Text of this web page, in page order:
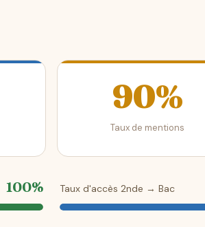
90%
Taux de mentions
100% Taux d'accès 2nde → Bac